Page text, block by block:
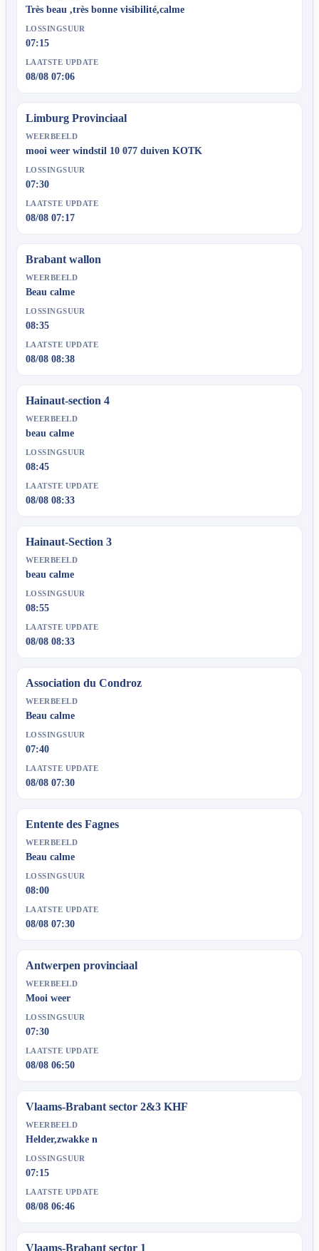
Très beau ,très bonne visibilité,calme
LOSSINGSUUR
07:15
LAATSTE UPDATE
08/08 07:06
Limburg Provinciaal
WEERBEELD
mooi weer windstil 10 077 duiven KOTK
LOSSINGSUUR
07:30
LAATSTE UPDATE
08/08 07:17
Brabant wallon
WEERBEELD
Beau calme
LOSSINGSUUR
08:35
LAATSTE UPDATE
08/08 08:38
Hainaut-section 4
WEERBEELD
beau calme
LOSSINGSUUR
08:45
LAATSTE UPDATE
08/08 08:33
Hainaut-Section 3
WEERBEELD
beau calme
LOSSINGSUUR
08:55
LAATSTE UPDATE
08/08 08:33
Association du Condroz
WEERBEELD
Beau calme
LOSSINGSUUR
07:40
LAATSTE UPDATE
08/08 07:30
Entente des Fagnes
WEERBEELD
Beau calme
LOSSINGSUUR
08:00
LAATSTE UPDATE
08/08 07:30
Antwerpen provinciaal
WEERBEELD
Mooi weer
LOSSINGSUUR
07:30
LAATSTE UPDATE
08/08 06:50
Vlaams-Brabant sector 2&3 KHF
WEERBEELD
Helder,zwakke n
LOSSINGSUUR
07:15
LAATSTE UPDATE
08/08 06:46
Vlaams-Brabant sector 1